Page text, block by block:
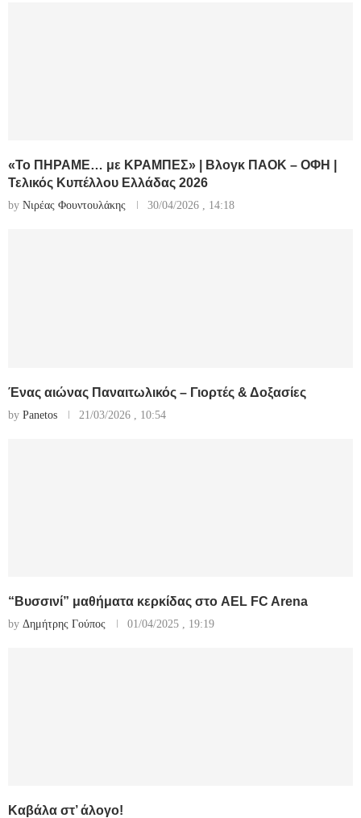
«Το ΠΗΡΑΜΕ… με ΚΡΑΜΠΕΣ» | Βλογκ ΠΑΟΚ – ΟΦΗ |
Τελικός Κυπέλλου Ελλάδας 2026
by Νιρέας Φουντουλάκης 30/04/2026 , 14:18
Ένας αιώνας Παναιτωλικός – Γιορτές & Δοξασίες
by Panetos 21/03/2026 , 10:54
“Βυσσινί” μαθήματα κερκίδας στο AEL FC Arena
by Δημήτρης Γούπος 01/04/2025 , 19:19
Καβάλα στ’ άλογο!